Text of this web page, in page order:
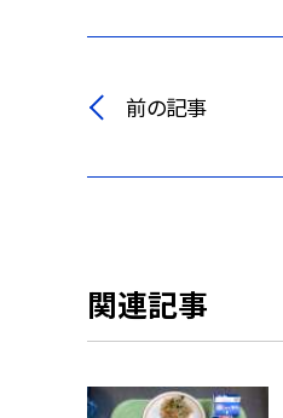
前の記事
関連記事